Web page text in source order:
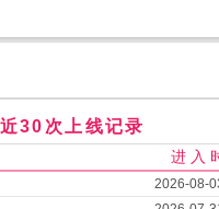
30次上线记录
进 入
2026-08-